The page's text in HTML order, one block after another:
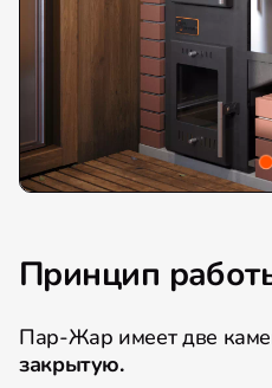
Принцип
Пар-Жар имеет две
закрытую.